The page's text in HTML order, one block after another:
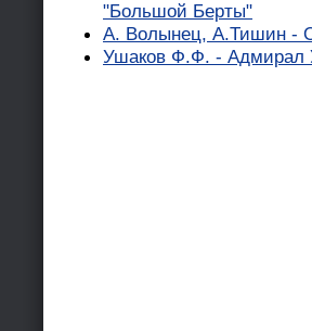
"Большой Берты"
А. Волынец, А.Тишин -
Ушаков Ф.Ф. - Адмирал